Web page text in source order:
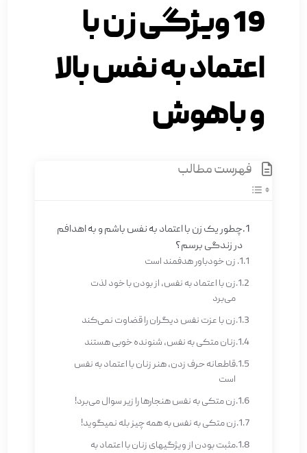
19 ویژگی زن با
اعتماد به نفس بالا
و باهوش
فهرست مطالب
چطور یک زن با اعتماد به نفس باشم و به اهدافم
در زندگی برسم؟
زن خودباور هدفمند است
زن با اعتماد به نفس، از بودن با خود لذت
می‌برد
زن با عزت نفس دیگران را قضاوت نمی­‌کند
زنان متکی به نفس، شنونده خوبی هستند
قاطعانه حرف زدن، هنر زنان با اعتماد به نفس
است
زن متکی به نفس هنجارها را زیر سوال می­‌برد!
زن متکی به نفس به همه چیز بله نمی­گوید!
مثبت بودن از ویژگی­های زنان با اعتماد به